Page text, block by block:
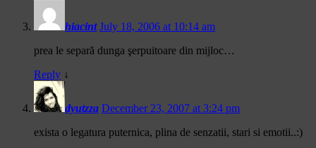
hiacint July 18, 2006 at 10:14 am
prea le separă dunga şerpuitoare din mijloc…
Reply ↓
dyutzza December 23, 2007 at 3:24 pm
exista o legatura puternica, plina de senzatii, stari si emotii..:)